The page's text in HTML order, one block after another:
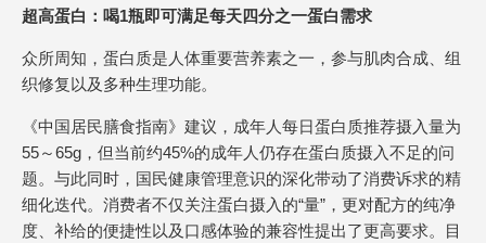
超高蛋白：喝1瓶即可满足每天四分之一蛋白需求
众所周知，蛋白质是人体重要营养素之一，参与肌肉合成、组
织修复以及多种生理功能。
《中国居民膳食指南》建议，成年人每日蛋白质推荐摄入量为
55～65g，但当前约45%的成年人仍存在蛋白质摄入不足的问
题。与此同时，国民健康管理意识的深化带动了消费诉求的精
细化迭代。消费者不仅关注蛋白摄入的“量”，更对配方的纯净
度、补给的便捷性以及口感体验的兼容性提出了更高要求。目